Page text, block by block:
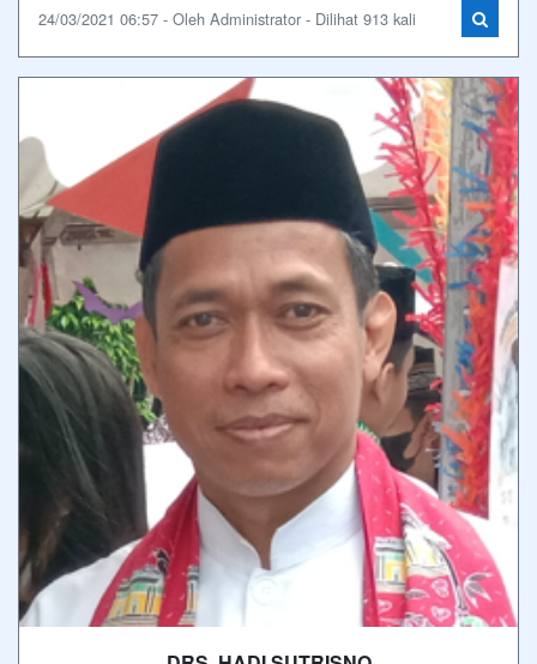
24/03/2021 06:57 - Oleh Administrator - Dilihat 913 kali